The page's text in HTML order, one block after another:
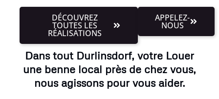
DÉCOUVREZ
TOUTES LES
RÉALISATIONS
APPELEZ-
NOUS
Dans tout Durlinsdorf, votre Louer
une benne local près de chez vous,
nous agissons pour vous aider.